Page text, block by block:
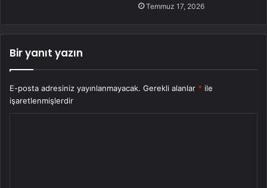
Temmuz 17, 2026
Bir yanıt yazın
E-posta adresiniz yayınlanmayacak. Gerekli alanlar * ile
işaretlenmişlerdir